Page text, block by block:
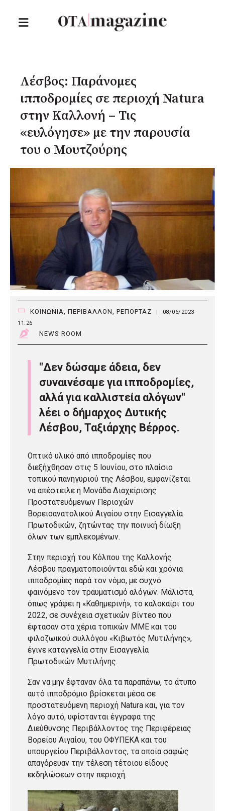
Λέσβος: Παράνομες
ιπποδρομίες σε περιοχή Natura
στην Καλλονή – Τις
«ευλόγησε» με την παρουσία
του ο Μουτζούρης
ΚΟΙΝΩΝΙΑ, ΠΕΡΙΒΑΛΛΟΝ, ΡΕΠΟΡΤΑΖ
08/06/2023 ·
11:26
NEWS ROOM
"Δεν δώσαμε άδεια, δεν
συναινέσαμε για ιπποδρομίες,
αλλά για καλλιστεία αλόγων"
λέει ο δήμαρχος Δυτικής
Λέσβου, Ταξιάρχης Βέρρος.
Οπτικό υλικό από ιπποδρομίες που
διεξήχθησαν στις 5 Ιουνίου, στο πλαίσιο
τοπικού πανηγυριού της Λέσβου, εμφανίζεται
να απέστειλε η Μονάδα Διαχείρισης
Προστατευόμενων Περιοχών
Βορειοανατολικού Αιγαίου στην Εισαγγελία
Πρωτοδικών, ζητώντας την ποινική δίωξη
όλων των εμπλεκομένων.
Στην περιοχή του Κόλπου της Καλλονής
Λέσβου πραγματοποιούνται εδώ και χρόνια
ιπποδρομίες παρά τον νόμο, με συχνό
φαινόμενο τον τραυματισμό αλόγων. Μάλιστα,
όπως γράφει η «Καθημερινή», το καλοκαίρι του
2022, σε συνέχεια σχετικών βίντεο που
έφτασαν στα χέρια τοπικών ΜΜΕ και του
φιλοζωικού συλλόγου «Κιβωτός Μυτιλήνης»,
έγινε καταγγελία στην Εισαγγελία
Πρωτοδικών Μυτιλήνης.
Σαν να μην έφταναν όλα τα παραπάνω, το άτυπο
αυτό ιπποδρόμιο βρίσκεται μέσα σε
προστατευόμενη περιοχή Natura και, για τον
λόγο αυτό, υφίστανται έγγραφα της
Διεύθυνσης Περιβάλλοντος της Περιφέρειας
Βορείου Αιγαίου, του ΟΦΥΠΕΚΑ και του
υπουργείου Περιβάλλοντος, τα οποία σαφώς
απαγόρευαν την τέλεση τέτοιου είδους
εκδηλώσεων στην περιοχή.